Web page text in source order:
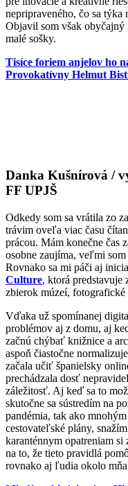
nepripraveného, čo sa týka
Objavil som však obyčajný
malé sošky.
Tisíce foriem anjelov ho
Provokatívny Helmut
Danka Kušnírová /
FF UPJŠ
Odkedy som sa vrátila zo
trávim oveľa viac času
prácou. Mám konečne čas
osobne zaujíma, veľmi
Rovnako sa mi páči aj
Culture, ktorá
zbierok múzeí,
Vďaka už spomínanej
problémov aj z domu, aj
začnú chýbať knižnice a
aspoň čiastočne
začala učiť španielsky
prechádzala dosť
záležitosť. Aj keď sa to
skutočne sa sústredím na
pandémia, tak ako
cestovateľské plány,
karanténnym opatreniam
na to, že tieto pravidlá
rovnako aj ľudia okolo